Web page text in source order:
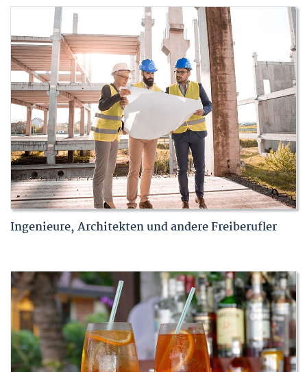
Ingenieure, Architekten und andere Freiberufler